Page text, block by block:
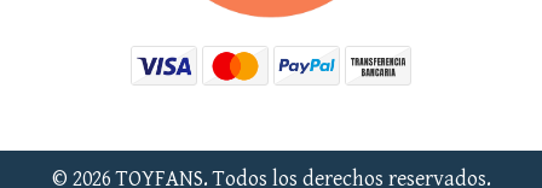
© 2026 TOYFANS. Todos los derechos reservados.